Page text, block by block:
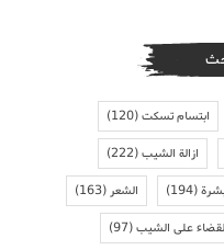
ابتسام تسكت(120)
ازالة الشيب(222)
(194) الشعر(163)
على الشيب(97)